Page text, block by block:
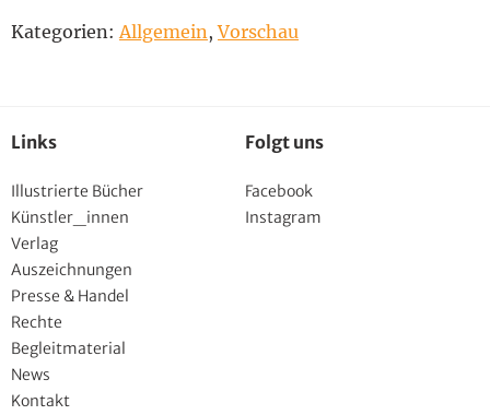
Kategorien: Allgemein ,Vorschau
Links
Illustrierte Bücher
Künstler_innen
Verlag
Auszeichnungen
Presse & Handel
Rechte
Begleitmaterial
News
Kontakt
Folgt uns
Facebook
Instagram